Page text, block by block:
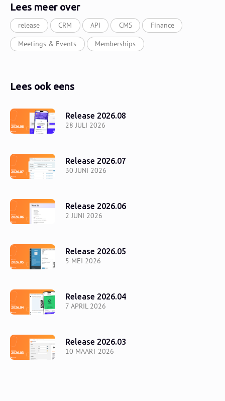
Lees meer over
release CRM API CMS Finance
Meetings & Events Memberships
Lees ook eens
28 JULI 2026
Release 2026.08
30 JUNI 2026
Release 2026.07
2 JUNI 2026
Release 2026.06
5 MEI 2026
Release 2026.05
7 APRIL 2026
Release 2026.04
10 MAART 2026
Release 2026.03